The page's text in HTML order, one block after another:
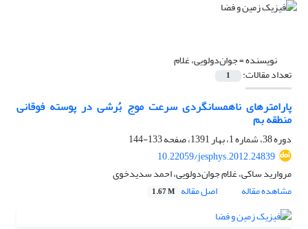
نویسنده =جوان‌دولویی، غلام
تعداد مقالات: 1
پارامترهای ناهمسانگردی سرعت موج بُرشی در پوسته فوقانی
منطقه بم
دوره 38، شماره 1، بهار 1391، صفحه
133-144
10.22059/jesphys.2012.24839
مروارید ساکی، غلام جوان‌دولویی، احمد سدیدخوی
مشاهده مقاله
اصل مقاله 1.67 M